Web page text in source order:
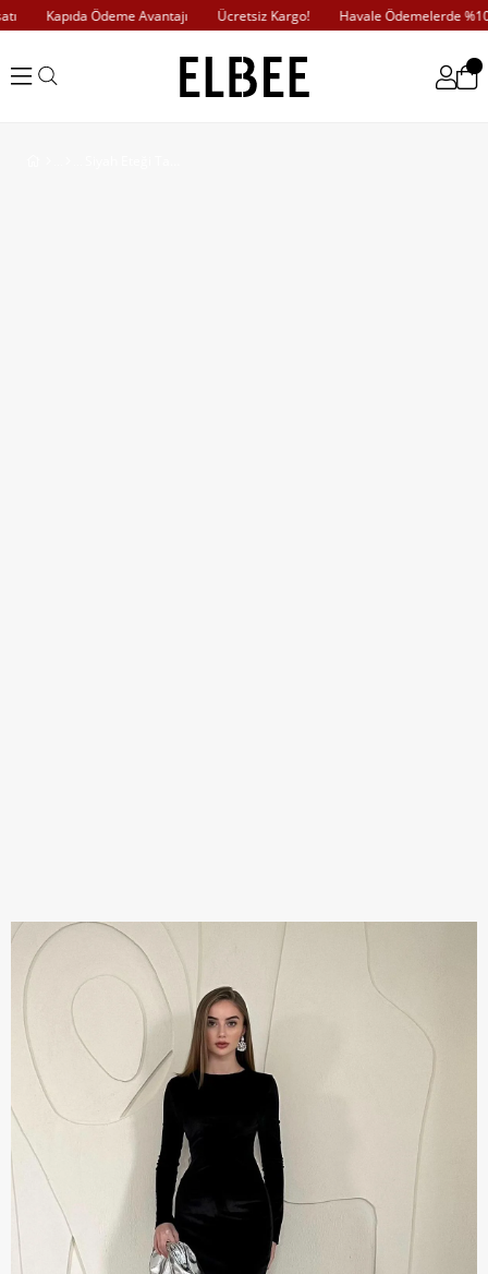
Kapıda Ödeme Avantajı Ücretsiz Kargo! Havale Ödemelerde %10